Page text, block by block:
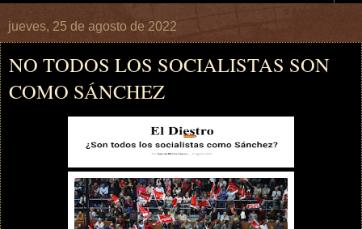
jueves, 25 de agosto de 2022
NO TODOS LOS SOCIALISTAS SON
COMO SÁNCHEZ